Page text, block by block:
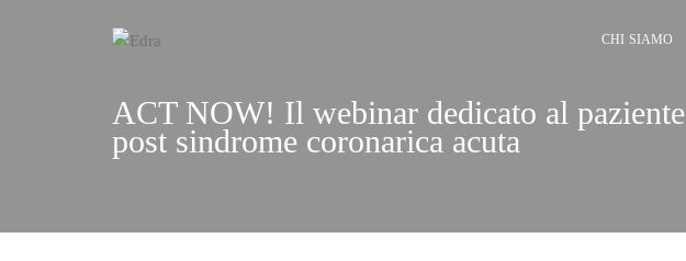
CHI SIAMO
ACT NOW! Il webinar dedicato al paziente
post sindrome coronarica acuta